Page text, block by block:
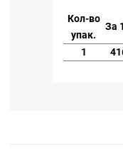
Кол-во
упак.
За
1